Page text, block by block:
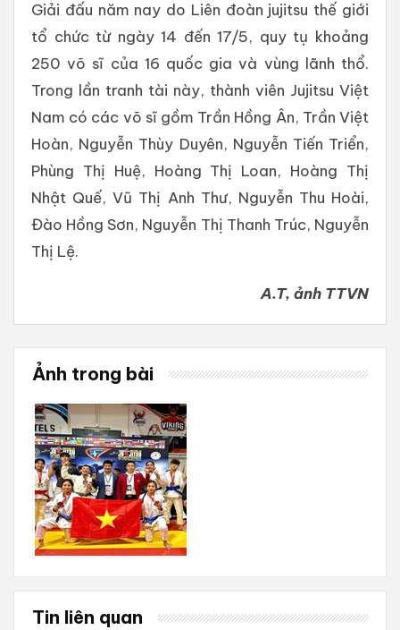
Giải đấu năm nay do Liên đoàn jujitsu thế giới
tổ chức từ ngày 14 đến 17/5, quy tụ khoảng
250 võ sĩ của 16 quốc gia và vùng lãnh thổ.
Trong lần tranh tài này, thành viên Jujitsu Việt
Nam có các võ sĩ gồm Trần Hồng Ân, Trần Việt
Hoàn, Nguyễn Thùy Duyên, Nguyễn Tiến Triển,
Phùng Thị Huệ, Hoàng Thị Loan, Hoàng Thị
Nhật Quế, Vũ Thị Anh Thư, Nguyễn Thu Hoài,
Đào Hồng Sơn, Nguyễn Thị Thanh Trúc, Nguyễn
Thị Lệ.
A.T, ảnh TTVN
Ảnh trong bài
Tin liên quan